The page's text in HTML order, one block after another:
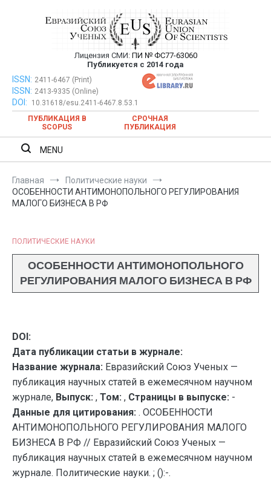
Евразийский Союз Ученых —
публикация научных статей в
ежемесячном научном журнале
Лицензия СМИ: ПИ № ФС77-63060
Публикуется с 2014 года
Евразийский Союз Ученых — публикация научных статей в
ежемесячном научном журнале
ISSN: 2411-6467 (Print)
ISSN: 2413-9335 (Online)
DOI:
10.31618/esu.2411-6467.8.53.1
ПУБЛИКАЦИЯ В
SCOPUS
СРОЧНАЯ
ПУБЛИКАЦИЯ
MENU
Главная
Политические науки
ОСОБЕННОСТИ АНТИМОНОПОЛЬНОГО РЕГУЛИРОВАНИЯ
МАЛОГО БИЗНЕСА В РФ
ПОЛИТИЧЕСКИЕ НАУКИ
ОСОБЕННОСТИ АНТИМОНОПОЛЬНОГО
РЕГУЛИРОВАНИЯ МАЛОГО БИЗНЕСА В РФ
DOI:
Дата публикации статьи в журнале:
Название журнала: Евразийский Союз Ученых —
публикация научных статей в ежемесячном научном
журнале, Выпуск: , Том: , Страницы в выпуске: -
Данные для цитирования: . ОСОБЕННОСТИ
АНТИМОНОПОЛЬНОГО РЕГУЛИРОВАНИЯ МАЛОГО
БИЗНЕСА В РФ // Евразийский Союз Ученых —
публикация научных статей в ежемесячном научном
журнале. Политические науки. ; ():-.